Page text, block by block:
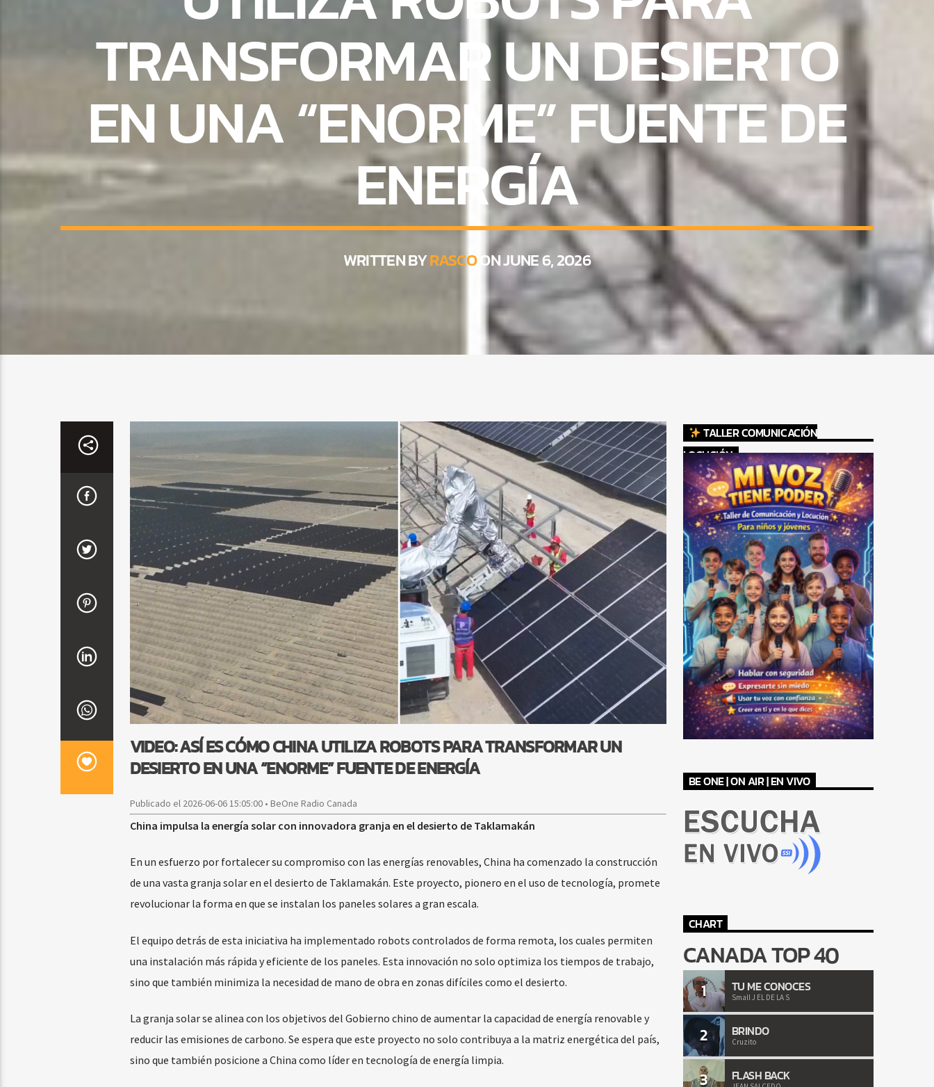
TRANSFORMAR UN DESIERTO
EN UNA “ENORME” FUENTE DE
ENERGÍA
WRITTEN BYRASCOON JUNE 6, 2026
VIDEO: ASÍ ES CÓMO CHINA UTILIZA ROBOTS PARA TRANSFORMAR UN
DESIERTO EN UNA “ENORME” FUENTE DE ENERGÍA
Publicado el 2026-06-06 15:05:00 • BeOne Radio Canada
China impulsa la energía solar con innovadora granja en el desierto de Taklamakán
En un esfuerzo por fortalecer su compromiso con las energías renovables, China ha comenzado la construcción
de una vasta granja solar en el desierto de Taklamakán. Este proyecto, pionero en el uso de tecnología, promete
revolucionar la forma en que se instalan los paneles solares a gran escala.
El equipo detrás de esta iniciativa ha implementado robots controlados de forma remota, los cuales permiten
una instalación más rápida y eficiente de los paneles. Esta innovación no solo optimiza los tiempos de trabajo,
sino que también minimiza la necesidad de mano de obra en zonas difíciles como el desierto.
La granja solar se alinea con los objetivos del Gobierno chino de aumentar la capacidad de energía renovable y
reducir las emisiones de carbono. Se espera que este proyecto no solo contribuya a la matriz energética del país,
sino que también posicione a China como líder en tecnología de energía limpia.
TALLER COMUNICACIÓN
LOCUCIÓN
BE ONE | ON AIR | EN VIVO
CHART
CANADA TOP 40
1 TU ME CONOCES
Small J EL DE LA S
2 BRINDO
Cruzito
3 FLASH BACK